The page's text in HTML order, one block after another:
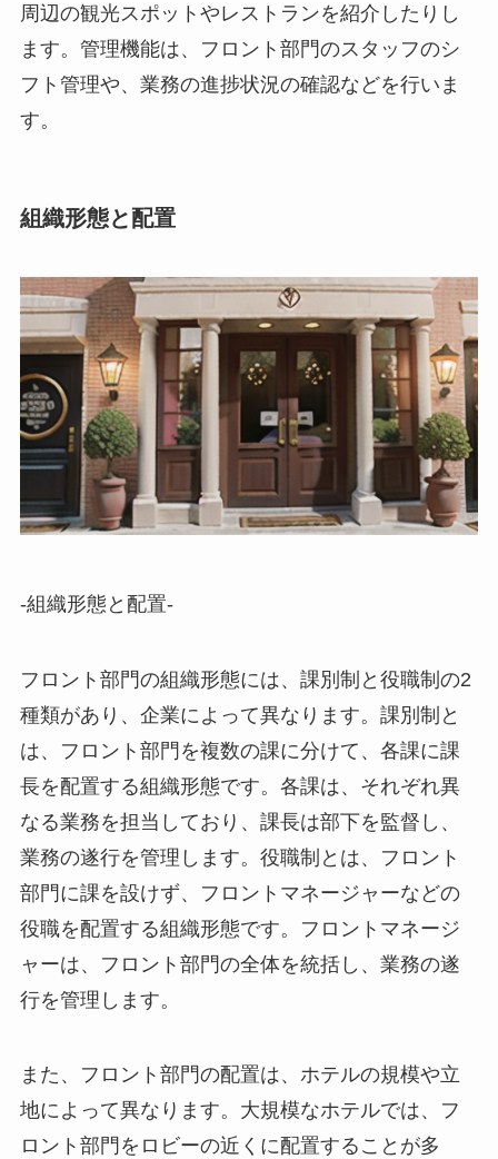
周辺の観光スポットやレストランを紹介したりし
ます。管理機能は、フロント部門のスタッフのシ
フト管理や、業務の進捗状況の確認などを行いま
す。
組織形態と配置
-組織形態と配置-
フロント部門の組織形態には、課別制と役職制の2
種類があり、企業によって異なります。 課別制と
は、フロント部門を複数の課に分けて、各課に課
長を配置する組織形態です。各課は、それぞれ異
なる業務を担当しており、課長は部下を監督し、
業務の遂行を管理します。役職制とは、フロント
部門に課を設けず、フロントマネージャーなどの
役職を配置する組織形態です。フロントマネージ
ャーは、フロント部門の全体を統括し、業務の遂
行を管理します。
また、フロント部門の配置は、ホテルの規模や立
地によって異なります。大規模なホテルでは、フ
ロント部門をロビーの近くに配置することが多